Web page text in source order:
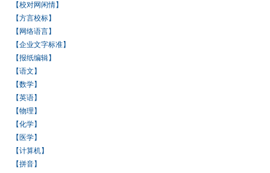
【校对网闲情】
【方言校标】
【网络语言】
【企业文字标准】
【报纸编辑】
【语文】
【数学】
【英语】
【物理】
【化学】
【医学】
【计算机】
【拼音】